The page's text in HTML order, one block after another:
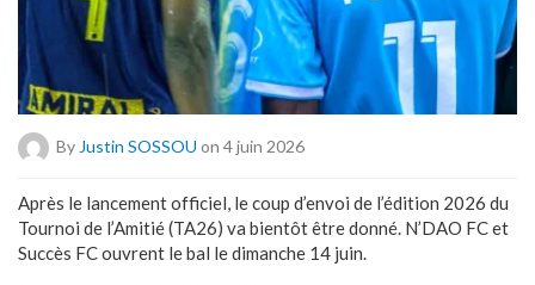
By Justin SOSSOU on 4 juin 2026
Après le lancement officiel, le coup d’envoi de l’édition 2026 du
Tournoi de l’Amitié (TA26) va bientôt être donné. N’DAO FC et
Succès FC ouvrent le bal le dimanche 14 juin.